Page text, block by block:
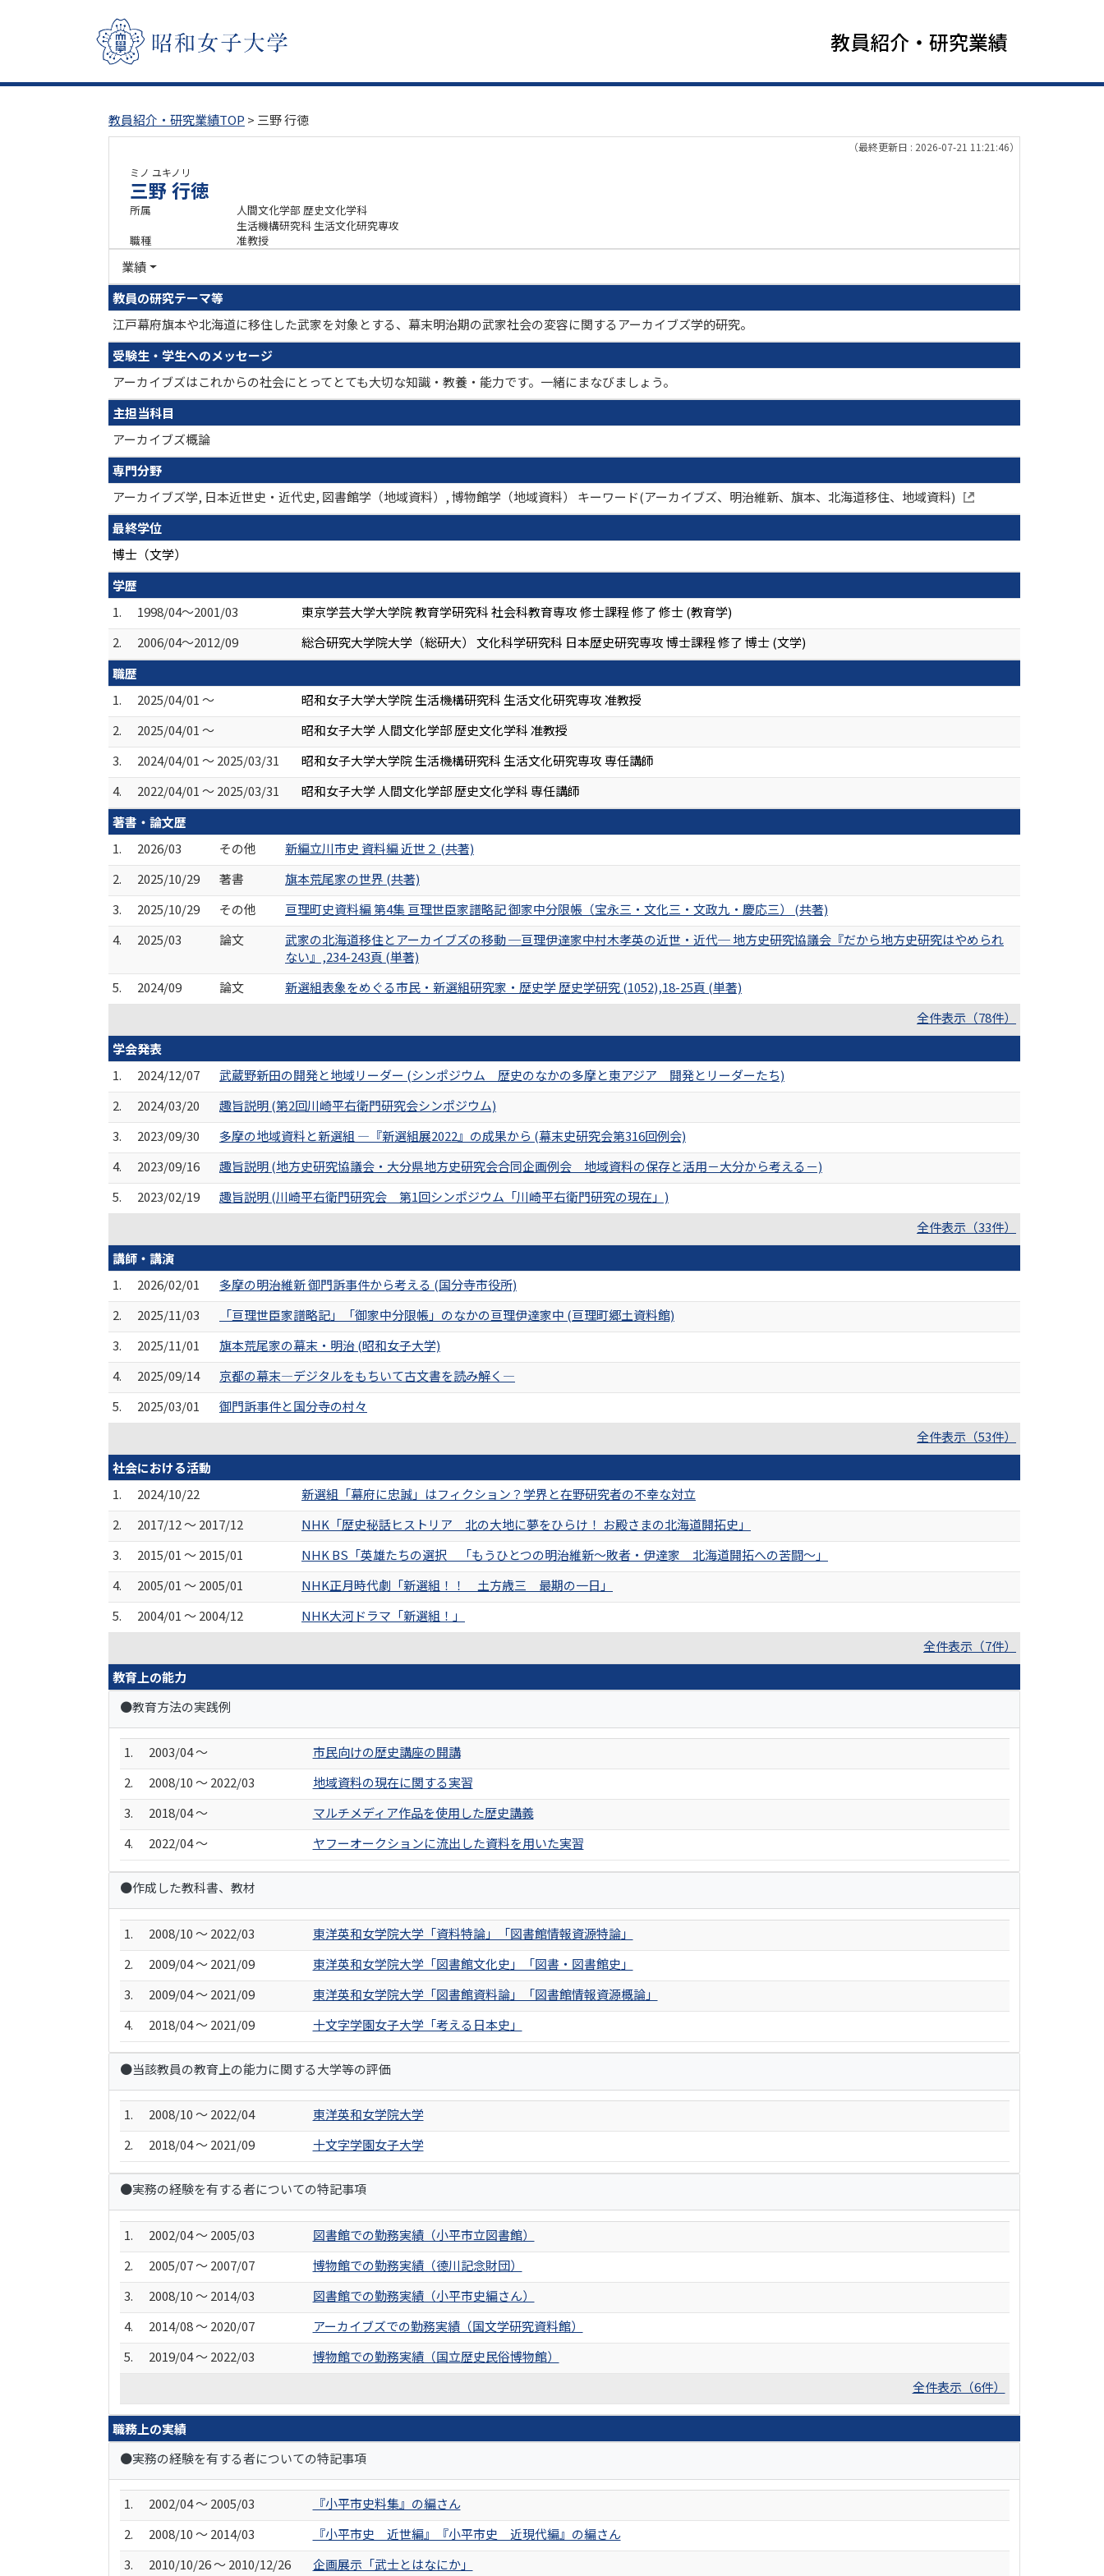
教員紹介・研究業績
教員紹介・研究業績TOP > 三野 行徳
（最終更新日 : 2026-07-21 11:21:46）
ミノ ユキノリ
三野 行徳
所属
人間文化学部 歴史文化学科
生活機構研究科 生活文化研究専攻
職種
准教授
業績
教員の研究テーマ等
江戸幕府旗本や北海道に移住した武家を対象とする、幕末明治期の武家社会の変容に関するアーカイブズ学的研究。
受験生・学生へのメッセージ
アーカイブズはこれからの社会にとってとても大切な知識・教養・能力です。一緒にまなびましょう。
主担当科目
アーカイブズ概論
専門分野
アーカイブズ学, 日本近世史・近代史, 図書館学（地域資料）, 博物館学（地域資料） キーワード(アーカイブズ、明治維新、旗本、北海道移住、地域資料)
最終学位
博士（文学）
学歴
1.
1998/04～2001/03
東京学芸大学大学院 教育学研究科 社会科教育専攻 修士課程 修了 修士 (教育学)
2.
2006/04～2012/09
総合研究大学院大学（総研大） 文化科学研究科 日本歴史研究専攻 博士課程 修了 博士 (文学)
職歴
1.
2025/04/01 ～
昭和女子大学大学院 生活機構研究科 生活文化研究専攻 准教授
2.
2025/04/01 ～
昭和女子大学 人間文化学部 歴史文化学科 准教授
3.
2024/04/01 ～ 2025/03/31
昭和女子大学大学院 生活機構研究科 生活文化研究専攻 専任講師
4.
2022/04/01 ～ 2025/03/31
昭和女子大学 人間文化学部 歴史文化学科 専任講師
著書・論文歴
1.
2026/03 その他
新編立川市史 資料編 近世２ (共著)
2.
2025/10/29 著書
旗本荒尾家の世界 (共著)
3.
2025/10/29 その他
亘理町史資料編 第4集 亘理世臣家譜略記 御家中分限帳（宝永三・文化三・文政九・慶応三） (共著)
4.
2025/03 論文
武家の北海道移住とアーカイブズの移動 ─亘理伊達家中村木孝英の近世・近代─ 地方史研究協議会『だから地方史研究はやめられ
ない』,234-243頁 (単著)
5.
2024/09 論文
新選組表象をめぐる市民・新選組研究家・歴史学 歴史学研究 (1052),18-25頁 (単著)
全件表示（78件）
学会発表
1.
2024/12/07
武蔵野新田の開発と地域リーダー (シンポジウム 歴史のなかの多摩と東アジア 開発とリーダーたち)
2.
2024/03/20
趣旨説明 (第2回川崎平右衛門研究会シンポジウム)
3.
2023/09/30
多摩の地域資料と新選組 ―『新選組展2022』の成果から (幕末史研究会第316回例会)
4.
2023/09/16
趣旨説明 (地方史研究協議会・大分県地方史研究会合同企画例会 地域資料の保存と活用－大分から考える－)
5.
2023/02/19
趣旨説明 (川崎平右衛門研究会 第1回シンポジウム「川崎平右衛門研究の現在」)
全件表示（33件）
講師・講演
1.
2026/02/01
多摩の明治維新 御門訴事件から考える (国分寺市役所)
2.
2025/11/03
「亘理世臣家譜略記」「御家中分限帳」のなかの亘理伊達家中 (亘理町郷土資料館)
3.
2025/11/01
旗本荒尾家の幕末・明治 (昭和女子大学)
4.
2025/09/14
京都の幕末―デジタルをもちいて古文書を読み解く―
5.
2025/03/01
御門訴事件と国分寺の村々
全件表示（53件）
社会における活動
1.
2024/10/22
新選組「幕府に忠誠」はフィクション？学界と在野研究者の不幸な対立
2.
2017/12 ～ 2017/12
NHK「歴史秘話ヒストリア 北の大地に夢をひらけ！ お殿さまの北海道開拓史」
3.
2015/01 ～ 2015/01
NHK BS「英雄たちの選択 「もうひとつの明治維新〜敗者・伊達家 北海道開拓への苦闘〜」
4.
2005/01 ～ 2005/01
NHK正月時代劇「新選組！！ 土方歳三 最期の一日」
5.
2004/01 ～ 2004/12
NHK大河ドラマ「新選組！」
全件表示（7件）
教育上の能力
●教育方法の実践例
1. 2003/04 ～
市民向けの歴史講座の開講
2.
2008/10 ～ 2022/03
地域資料の現在に関する実習
3.
2018/04 ～
マルチメディア作品を使用した歴史講義
4.
2022/04 ～ ヤフーオークションに流出した資料を用いた実習
●作成した教科書、教材
1. 2008/10 ～ 2022/03
東洋英和女学院大学「資料特論」「図書館情報資源特論」
2.
2009/04 ～ 2021/09
東洋英和女学院大学「図書館文化史」「図書・図書館史」
3.
2009/04 ～ 2021/09
東洋英和女学院大学「図書館資料論」「図書館情報資源概論」
4.
2018/04 ～ 2021/09 十文字学園女子大学「考える日本史」
●当該教員の教育上の能力に関する大学等の評価
1. 2008/10 ～ 2022/04
東洋英和女学院大学
2.
2018/04 ～ 2021/09 十文字学園女子大学
●実務の経験を有する者についての特記事項
1. 2002/04 ～ 2005/03
図書館での勤務実績（小平市立図書館）
2.
2005/07 ～ 2007/07
博物館での勤務実績（德川記念財団）
3.
2008/10 ～ 2014/03
図書館での勤務実績（小平市史編さん）
4.
2014/08 ～ 2020/07
アーカイブズでの勤務実績（国文学研究資料館）
5.
2019/04 ～ 2022/03
博物館での勤務実績（国立歴史民俗博物館）
全件表示（6件）
職務上の実績
●実務の経験を有する者についての特記事項
1. 2002/04 ～ 2005/03
『小平市史料集』の編さん
2.
2008/10 ～ 2014/03
『小平市史 近世編』『小平市史 近現代編』の編さん
3.
2010/10/26 ～ 2010/12/26
企画展示「武士とはなにか」